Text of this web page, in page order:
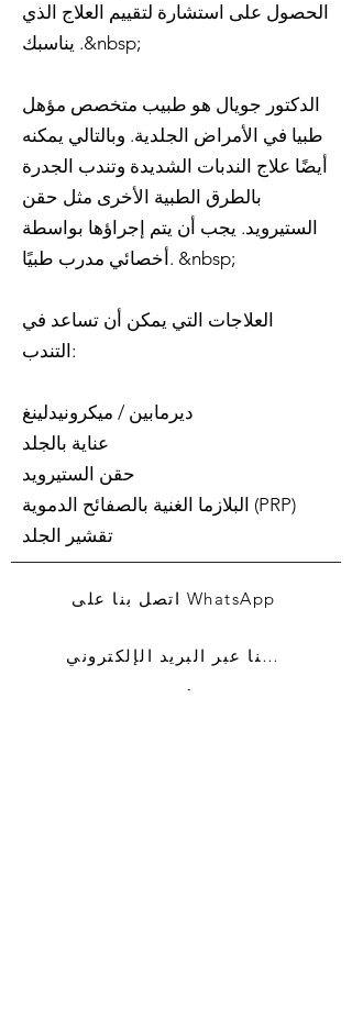
الحصول على استشارة لتقييم العلاج الذي
يناسبك .&nbsp;
الدكتور جويال هو طبيب متخصص مؤهل
طبيا في الأمراض الجلدية. وبالتالي يمكنه
أيضًا علاج الندبات الشديدة وتندب الجدرة
بالطرق الطبية الأخرى مثل حقن
الستيرويد. يجب أن يتم إجراؤها بواسطة
أخصائي مدرب طبيًا. &nbsp;
العلاجات التي يمكن أن تساعد في
التندب:
ديرمابين / ميكرونيدلينغ
عناية بالجلد
حقن الستيرويد
البلازما الغنية بالصفائح الدموية (PRP)
تقشير الجلد
اتصل بنا على WhatsApp
اتصل بنا عبر البريد الإلكتروني